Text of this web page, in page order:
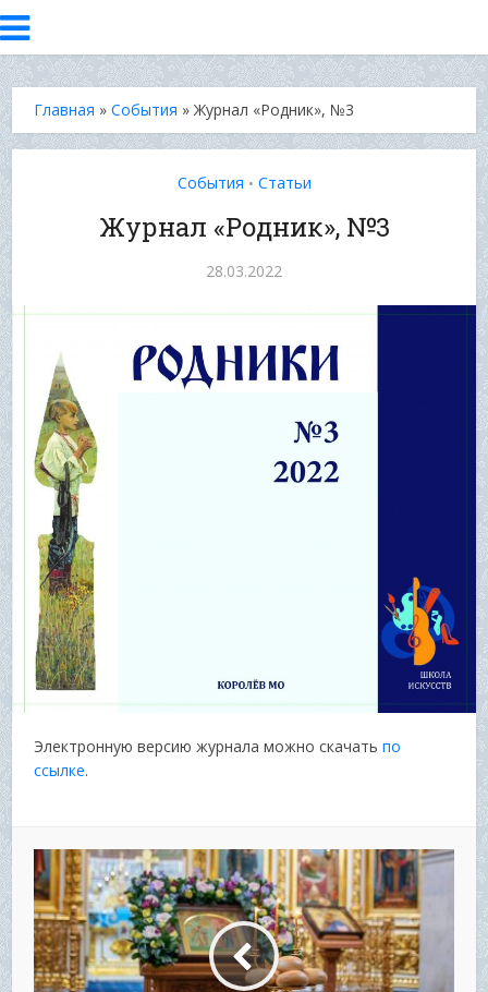
Главная »События »Журнал «Родник», №3
События • Статьи
Журнал «Родник», №3
28.03.2022
Электронную версию журнала можно скачатьпо
ссылке.